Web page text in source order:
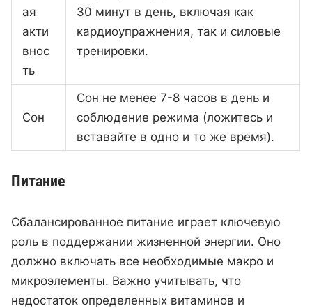
ая
акти
внос
ть
30 минут в день, включая как
кардиоупражнения, так и силовые
тренировки.
Сон
Сон не менее 7-8 часов в день и
соблюдение режима (ложитесь и
вставайте в одно и то же время).
Питание
Сбалансированное питание играет ключевую
роль в поддержании жизненной энергии. Оно
должно включать все необходимые макро и
микроэлементы. Важно учитывать, что
недостаток определенных витаминов и